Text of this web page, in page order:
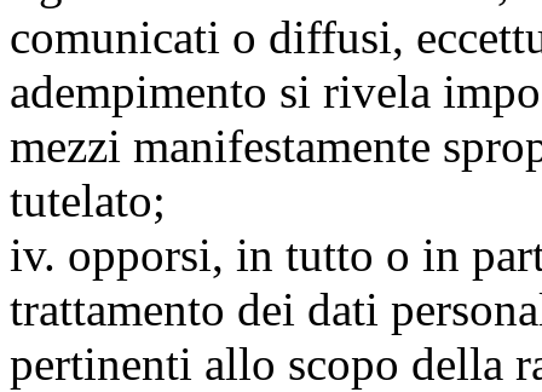
comunicati o diffusi,
adempimento si rivela
mezzi manifestamente
tutelato;
iv. opporsi, in tutto o in
trattamento dei dati
pertinenti allo scopo della